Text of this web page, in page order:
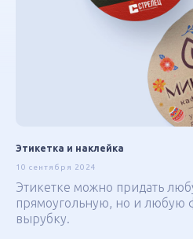
Этикетка и наклейка
10 сентября 2024
Этикетке можно придать
прямоугольную, но и любую
вырубку.